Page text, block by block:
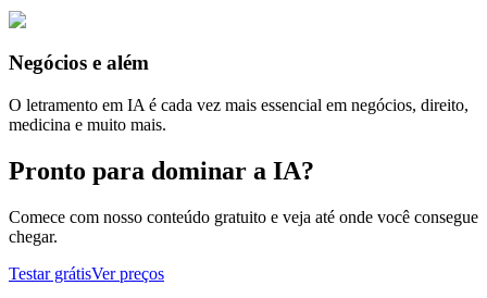
Negócios e além
O letramento em IA é cada vez mais essencial em negócios, direito,
medicina e muito mais.
Pronto para dominar a IA?
Comece com nosso conteúdo gratuito e veja até onde você consegue
chegar.
Testar grátisVer preços